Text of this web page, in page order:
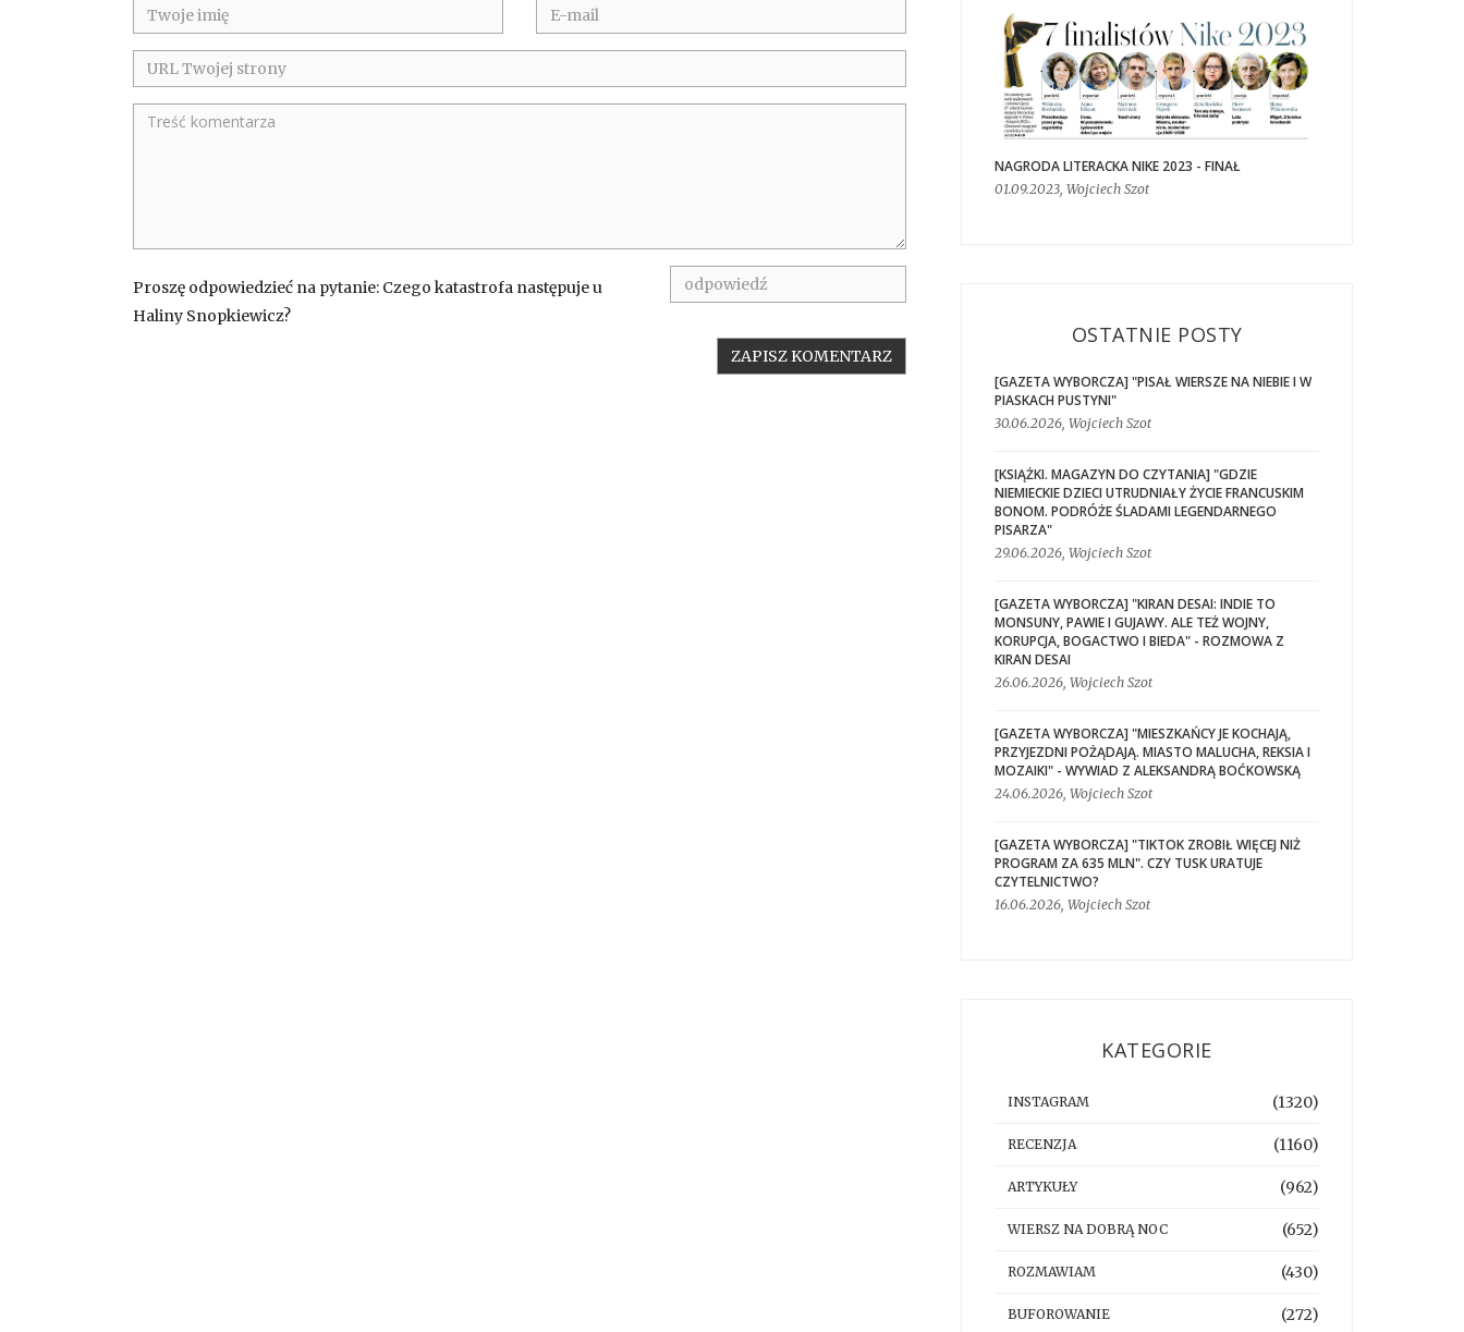
Proszę odpowiedzieć na pytanie: Czego katastrofa następuje u
Haliny Snopkiewicz?
NAGRODA LITERACKA NIKE 2023 - FINAŁ
01.09.2023, Wojciech Szot
OSTATNIE POSTY
[GAZETA WYBORCZA] "PISAŁ WIERSZE NA NIEBIE I W
PIASKACH PUSTYNI"
30.06.2026, Wojciech Szot
[KSIĄŻKI. MAGAZYN DO CZYTANIA] "GDZIE
NIEMIECKIE DZIECI UTRUDNIAŁY ŻYCIE FRANCUSKIM
BONOM. PODRÓŻE ŚLADAMI LEGENDARNEGO
PISARZA"
29.06.2026, Wojciech Szot
[GAZETA WYBORCZA] "KIRAN DESAI: INDIE TO
MONSUNY, PAWIE I GUJAWY. ALE TEŻ WOJNY,
KORUPCJA, BOGACTWO I BIEDA" - ROZMOWA Z
KIRAN DESAI
26.06.2026, Wojciech Szot
[GAZETA WYBORCZA] "MIESZKAŃCY JE KOCHAJĄ,
PRZYJEZDNI POŻĄDAJĄ. MIASTO MALUCHA, REKSIA I
MOZAIKI" - WYWIAD Z ALEKSANDRĄ BOĆKOWSKĄ
24.06.2026, Wojciech Szot
[GAZETA WYBORCZA] "TIKTOK ZROBIŁ WIĘCEJ NIŻ
PROGRAM ZA 635 MLN". CZY TUSK URATUJE
CZYTELNICTWO?
16.06.2026, Wojciech Szot
KATEGORIE
INSTAGRAM (1320)
RECENZJA (1160)
ARTYKUŁY (962)
WIERSZ NA DOBRĄ NOC (652)
ROZMAWIAM (430)
BUFOROWANIE (272)